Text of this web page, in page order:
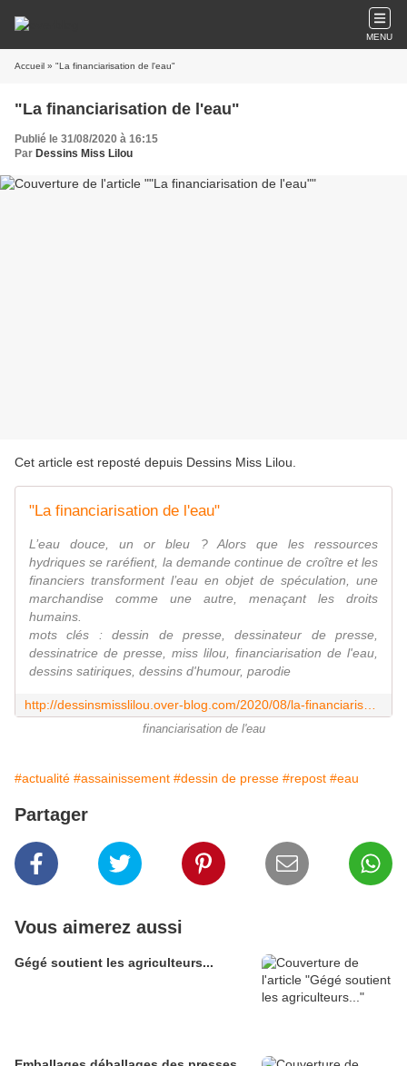
MENU
Accueil » "La financiarisation de l'eau"
"La financiarisation de l'eau"
Publié le 31/08/2020 à 16:15
Par Dessins Miss Lilou
Cet article est reposté depuis Dessins Miss Lilou
"La financiarisation de l'eau"
L’eau douce, un or bleu ? Alors que les ressources
hydriques se raréfient, la demande continue de croître et les
financiers transforment l’eau en objet de spéculation, une
marchandise comme une autre, menaçant les droits
humains.
mots clés : dessin de presse, dessinateur de presse,
dessinatrice de presse, miss lilou, financiarisation de l'eau,
dessins satiriques, dessins d'humour, parodie
financiarisation de l'eau
#actualité #assainissement #dessin de presse #repost #eau
Partager
Vous aimerez aussi
Gégé soutient les agriculteurs...